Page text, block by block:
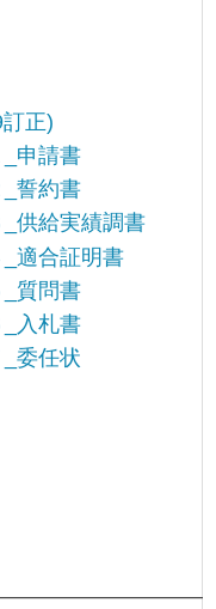
正)
申請書
誓約書
供給実績調書
適合証明書
質問書
入札書
委任状